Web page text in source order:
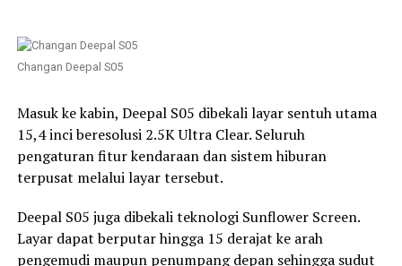
Changan Deepal S05
Masuk ke kabin, Deepal S05 dibekali layar sentuh utama
15,4 inci beresolusi 2.5K Ultra Clear. Seluruh
pengaturan fitur kendaraan dan sistem hiburan
terpusat melalui layar tersebut.
Deepal S05 juga dibekali teknologi Sunflower Screen.
Layar dapat berputar hingga 15 derajat ke arah
pengemudi maupun penumpang depan sehingga sudut